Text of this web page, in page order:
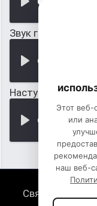
Звук городского
Наступил вечер в
Связь с нами
Этот веб-
или
наш веб-